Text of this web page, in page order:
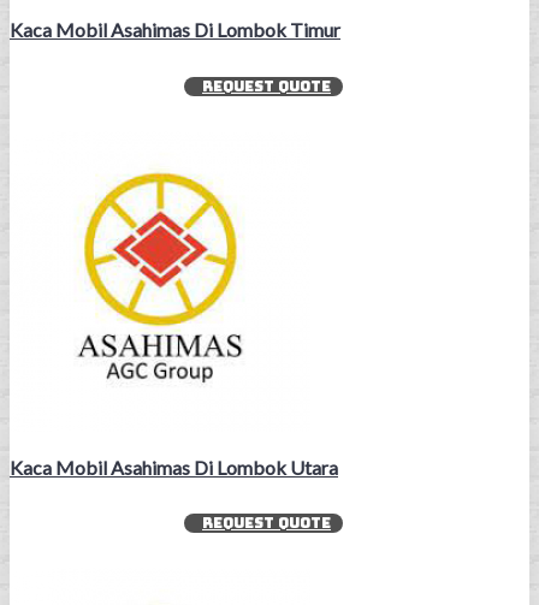
Kaca Mobil Asahimas Di Lombok Timur
REQUEST QUOTE
Kaca Mobil Asahimas Di Lombok Utara
REQUEST QUOTE